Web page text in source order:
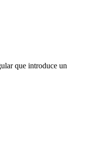
que introduce un